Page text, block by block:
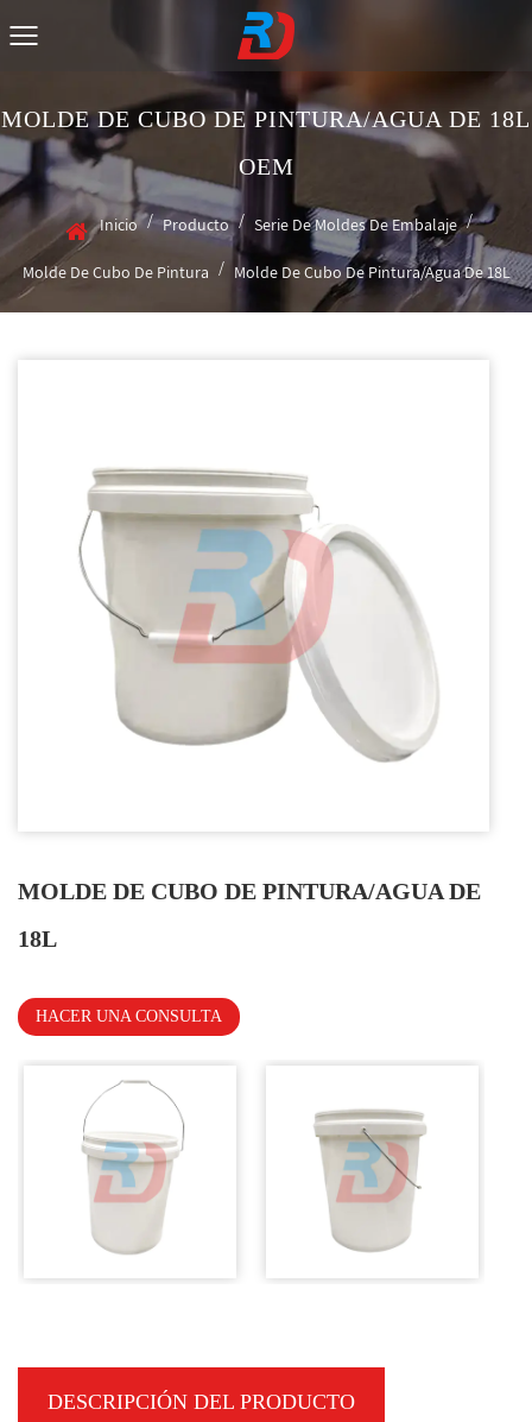
MOLDE DE CUBO DE PINTURA/AGUA DE 18L
OEM
Inicio / Producto / Serie De Moldes De Embalaje /
Molde De Cubo De Pintura / Molde De Cubo De Pintura/agua De 18L
MOLDE DE CUBO DE PINTURA/AGUA DE
18L
HACER UNA CONSULTA
DESCRIPCIÓN DEL PRODUCTO